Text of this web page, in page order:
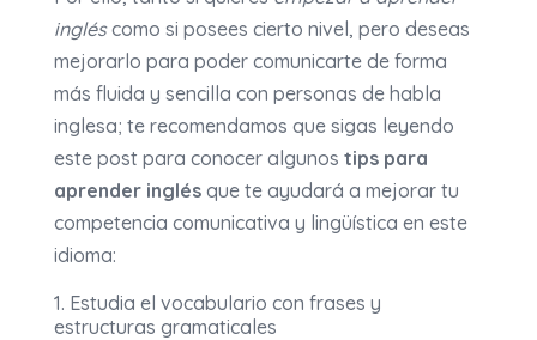
ingléscomo si posees cierto nivel, pero deseas
mejorarlo para poder comunicarte de forma
más fluida y sencilla con personas de habla
inglesa; te recomendamos que sigas leyendo
este post para conocer algunos tips para
aprender inglésque te ayudará a mejorar tu
competencia comunicativa y lingüística en este
idioma:
1. Estudia el vocabulario con frases y
estructuras gramaticales